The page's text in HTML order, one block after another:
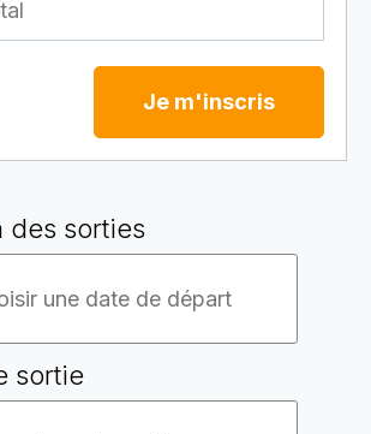
Je m'inscris
des sorties
sortie